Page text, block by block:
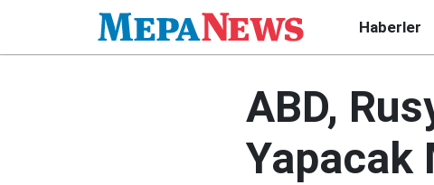
Haberler
ABD,
Yapacak